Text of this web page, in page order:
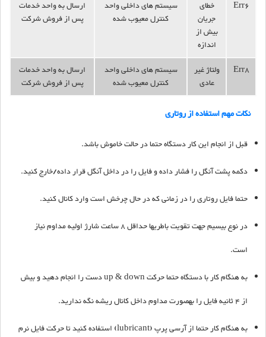
Err6
خطای
جریان
بیش از
اندازه
سیستم های داخلی واحد
کنترل معیوب شده
ارسال به واحد خدمات
پس از فروش شرکت
Err8
ولتاژ غیر
عادی
سیستم های داخلی واحد
کنترل معیوب شده
ارسال به واحد خدمات
پس از فروش شرکت
نکات مهم استفاده از روتاری
قبل از انجام این کار دستگاه حتما در حالت خاموش باشد.
دکمه پشت آنگل را فشار داده و فایل را در داخل آنگل قرار داده/خارج کنید.
حتما فایل روتاری را در زمانی که در حال چرخش است وارد کانال کنید.
در نوع بیسیم جهت تقویت باطریها حداقل 8 ساعت شارژ اولیه مداوم نیاز
است.
به هنگام کار با دستگاه حتما حرکت up & down دست را انجام دهید و بیش
از 4 ثانیه فایل را بهصورت مداوم داخل کانال ریشه نگه ندارید.
به هنگام کار حتما از آرسی پرپ (lubricant) استفاده کنید تا حرکت فایل نرم